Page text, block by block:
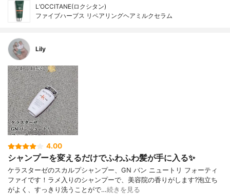
L’OCCITANE(ロクシタン)
ファイブハーブス リペアリングヘアミルクセラム
Lily
4.00
シャンプーを変えるだけでふわふわ髪が手に入る✨
ケラスターゼのスカルプシャンプー、GN バン ニュートリ フォーティ
ファイです！ラメ入りのシャンプーで、美容院の香りがします?泡立ち
がよく、すっきり洗うことがで…続きを見る